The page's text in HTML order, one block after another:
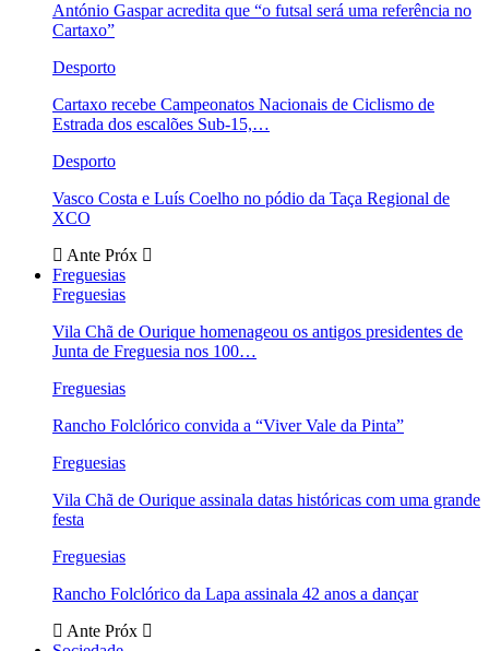
António Gaspar acredita que “o futsal será uma referência no
Cartaxo”
Desporto
Cartaxo recebe Campeonatos Nacionais de Ciclismo de
Estrada dos escalões Sub-15,…
Desporto
Vasco Costa e Luís Coelho no pódio da Taça Regional de
XCO
Ante Próx
Freguesias
Freguesias
Vila Chã de Ourique homenageou os antigos presidentes de
Junta de Freguesia nos 100…
Freguesias
Rancho Folclórico convida a “Viver Vale da Pinta”
Freguesias
Vila Chã de Ourique assinala datas históricas com uma grande
festa
Freguesias
Rancho Folclórico da Lapa assinala 42 anos a dançar
Ante Próx